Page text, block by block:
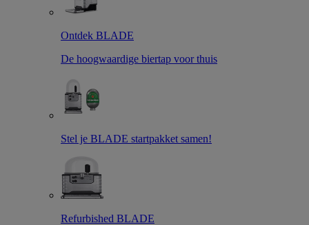
Ontdek BLADE
De hoogwaardige biertap voor thuis
Stel je BLADE startpakket samen!
Refurbished BLADE